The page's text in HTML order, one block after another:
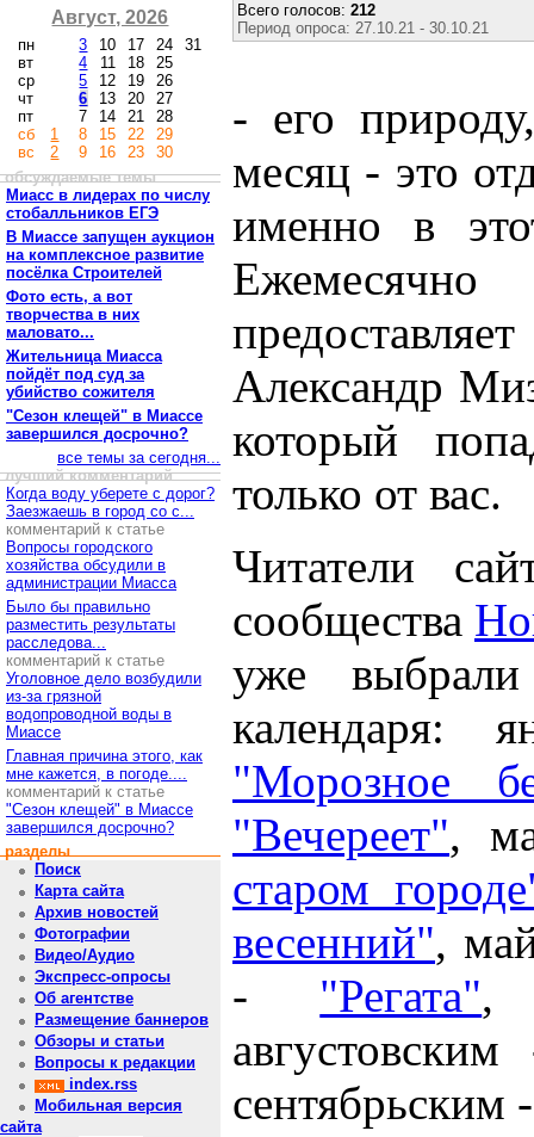
Август, 2026
пн
вт
ср
чт
пт
сб
вс
1
2
3
4
5
6
7
8
9
10
11
12
13
14
15
16
17
18
19
20
21
22
23
24
25
26
27
28
29
30
31
обсуждаемые темы
Миасс в лидерах по числу
стобалльников ЕГЭ
В Миассе запущен аукцион
на комплексное развитие
посёлка Строителей
Фото есть, а вот
творчества в них
маловато...
Жительница Миасса
пойдёт под суд за
убийство сожителя
"Сезон клещей" в Миассе
завершился досрочно?
все темы за сегодня...
лучший комментарий
Когда воду уберете с дорог?
Заезжаешь в город со с...
комментарий к статье
Вопросы городского
хозяйства обсудили в
администрации Миасса
Было бы правильно
разместить результаты
расследова...
комментарий к статье
Уголовное дело возбудили
из-за грязной
водопроводной воды в
Миассе
Главная причина этого, как
мне кажется, в погоде....
комментарий к статье
"Сезон клещей" в Миассе
завершился досрочно?
разделы
Поиск
Карта сайта
Архив новостей
Фотографии
Видео/Аудио
Экспресс-опросы
Об агентстве
Размещение баннеров
Обзоры и статьи
Вопросы к редакции
index.rss
Мобильная версия
сайта
Всего голосов: 212
Период опроса: 27.10.21 - 30.10.21
- его
месяц - это
именно в
Александр
который
только от вас.
Читатели
сообщества
уже
календаря:
"Морозное
"Вечереет",
старом
весенний",
- "Регата",
сентябрьским